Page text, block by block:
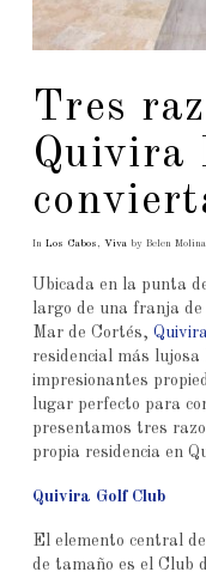
Tres
Quivira
In Los Cabos , Vivaby Belen Molina
Ubicada en la punta
largo de una franja
Mar de Cortés,
residencial más lujosa
impresionantes
lugar perfecto para
presentamos tres
propia residencia en
Quivira Golf Club
El elemento central
de tamaño es el Club